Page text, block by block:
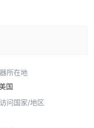
所在地
国
问国家/地区